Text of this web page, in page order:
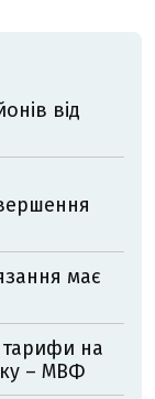
від
має
на
– МВФ